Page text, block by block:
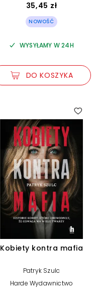
35,45 zł
NOWOŚĆ
WYSYŁAMY W 24H
DO KOSZYKA
Kobiety kontra mafia
Patryk Szulc
Harde Wydawnictwo